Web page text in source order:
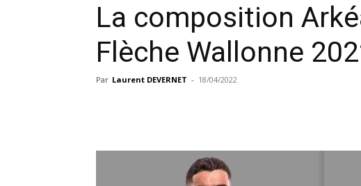
La composition
Flèche Wallonne
Par Laurent DEVERNET - 18/04/2022